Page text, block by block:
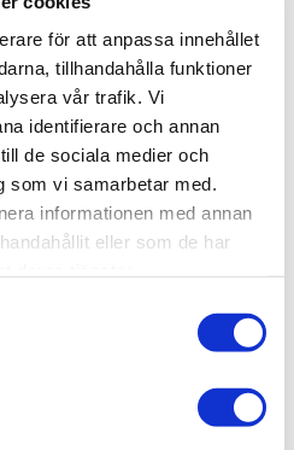
för att anpassa innehållet
tillhandahålla funktioner
vår trafik. Vi
identifierare och annan
de sociala medier och
som vi samarbetar med.
informationen med annan
eller som de har
430 mm
7340127139904
500 mm
82-06512
Artwood
06512-AW
/